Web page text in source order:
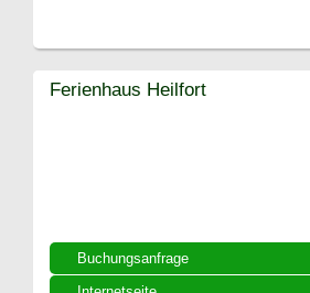
Buchungsanfrage
Ferienhaus Heilfort